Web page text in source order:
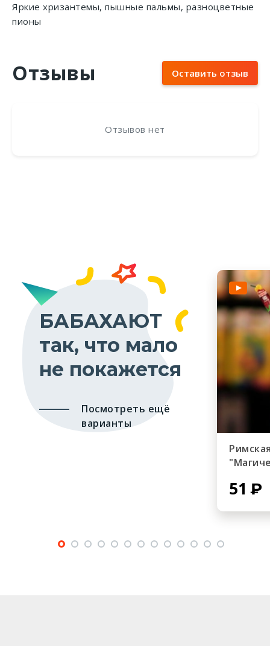
Яркие хризантемы, пышные пальмы, разноцветные
пионы
Отзывы Оставить отзыв
Отзывов нет
БАБАХАЮТ
так, что мало
не покажется
Посмотреть ещё
варианты
51